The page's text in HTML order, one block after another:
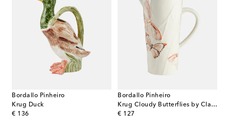
Bordallo Pinheiro
Krug Duck
€ 136
original price
Bordallo Pinheiro
Krug Cloudy Butterflies by Claudia Schiffer
€ 127
original price